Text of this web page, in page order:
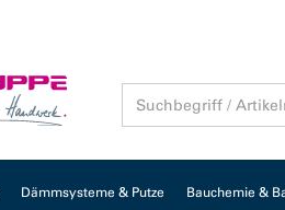
Dämmsysteme & Putze Bauchemie &